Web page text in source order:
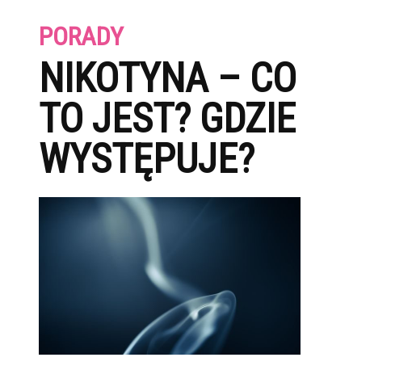
PORADY
NIKOTYNA – CO
TO JEST? GDZIE
WYSTĘPUJE?